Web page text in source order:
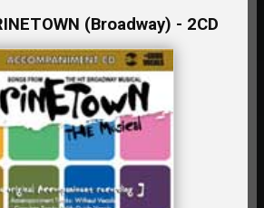
(Broadway) - 2CD